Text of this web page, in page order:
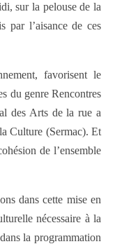
sur la pelouse de la
par l’aisance de ces
favorisent le
du genre Rencontres
des Arts de la rue a
Culture (Sermac). Et
de l’ensemble
dans cette mise en
nécessaire à la
la programmation